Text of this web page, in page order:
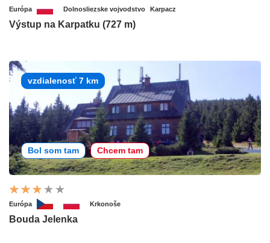
Európa Dolnosliezske vojvodstvo Karpacz
Výstup na Karpatku (727 m)
vzdialenosť 7 km
Bol som tam Chcem tam
Európa Krkonoše
Bouda Jelenka